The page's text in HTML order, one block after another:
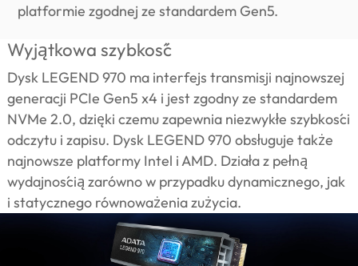
platformie zgodnej ze standardem Gen5.
Wyjątkowa szybkość
Dysk LEGEND 970 ma interfejs transmisji najnowszej
generacji PCIe Gen5 x4 i jest zgodny ze standardem
NVMe 2.0, dzięki czemu zapewnia niezwykłe szybkości
odczytu i zapisu. Dysk LEGEND 970 obsługuje także
najnowsze platformy Intel i AMD. Działa z pełną
wydajnością zarówno w przypadku dynamicznego, jak
i statycznego równoważenia zużycia.